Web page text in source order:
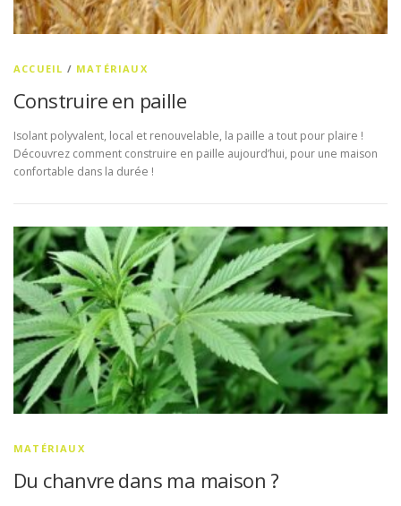
ACCUEIL / MATÉRIAUX
Construire en paille
Isolant polyvalent, local et renouvelable, la paille a tout pour plaire !
Découvrez comment construire en paille aujourd’hui, pour une maison
confortable dans la durée !
MATÉRIAUX
Du chanvre dans ma maison ?